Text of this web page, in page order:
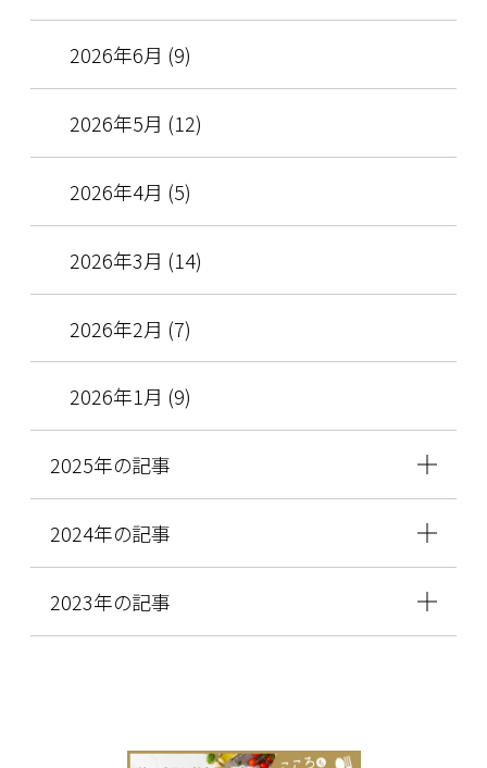
2026年6月 (9)
2026年5月 (12)
2026年4月 (5)
2026年3月 (14)
2026年2月 (7)
2026年1月 (9)
2025年の記事
2024年の記事
2023年の記事